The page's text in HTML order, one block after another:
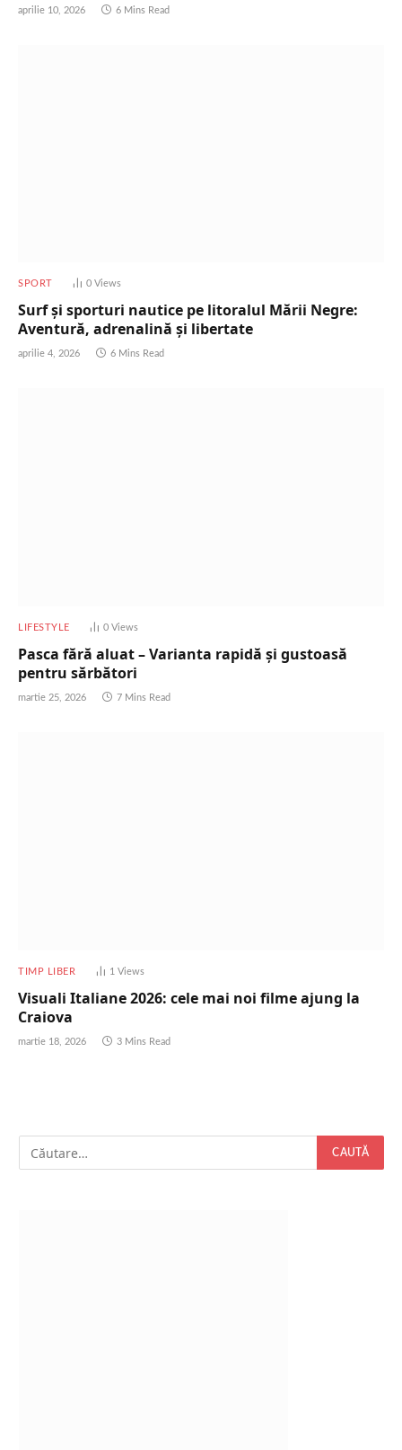
aprilie 10, 2026 6 Mins Read
SPORT 0 Views
Surf și sporturi nautice pe litoralul Mării Negre:
Aventură, adrenalină și libertate
aprilie 4, 2026 6 Mins Read
LIFESTYLE 0 Views
Pasca fără aluat – Varianta rapidă și gustoasă
pentru sărbători
martie 25, 2026 7 Mins Read
TIMP LIBER 1 Views
Visuali Italiane 2026: cele mai noi filme ajung la
Craiova
martie 18, 2026 3 Mins Read